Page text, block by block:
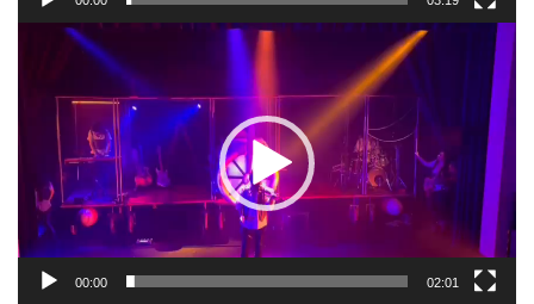
Reproductor
vídeo
00:00 02:01